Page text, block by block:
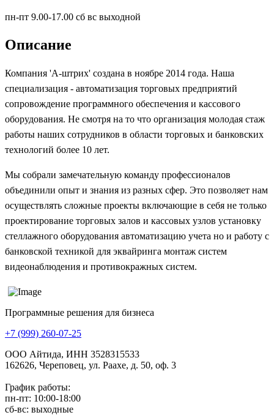
пн-пт 9.00-17.00 сб вс выходной
Описание
Компания 'А-штрих' создана в ноябре 2014 года. Наша
специализация - автоматизация торговых предприятий
сопровождение программного обеспечения и кассового
оборудования. Не смотря на то что организация молодая стаж
работы наших сотрудников в области торговых и банковских
технологий более 10 лет.
Мы собрали замечательную команду профессионалов
объединили опыт и знания из разных сфер. Это позволяет нам
осуществлять сложные проекты включающие в себя не только
проектирование торговых залов и кассовых узлов установку
стеллажного оборудования автоматизацию учета но и работу с
банковской техникой для эквайринга монтаж систем
видеонаблюдения и противокражных систем.
Программные решения для бизнеса
+7 (999) 260-07-25
ООО Айтида, ИНН 3528315533
162626, Череповец, ул. Раахе, д. 50, оф. 3
График работы:
пн-пт: 10:00-18:00
сб-вс: выходные